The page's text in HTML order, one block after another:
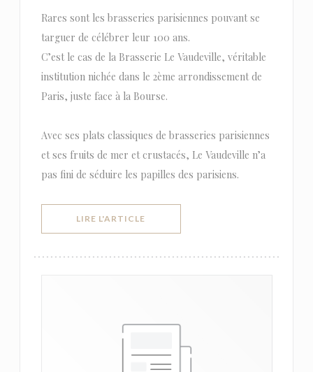
Rares sont les brasseries parisiennes pouvant se
targuer de célébrer leur 100 ans.
C’est le cas de la Brasserie Le Vaudeville, véritable
institution nichée dans le 2ème arrondissement de
Paris, juste face à la Bourse.
Avec ses plats classiques de brasseries parisiennes
et ses fruits de mer et crustacés, Le Vaudeville n’a
pas fini de séduire les papilles des parisiens.
LIRE L'ARTICLE